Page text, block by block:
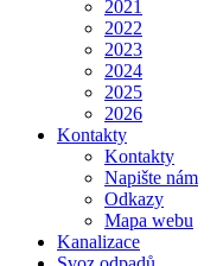
2021
2022
2023
2024
2025
2026
Kontakty
Kontakty
Napište nám
Odkazy
Mapa webu
Kanalizace